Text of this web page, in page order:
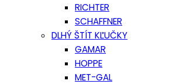
RICHTER
SCHAFFNER
DLHÝ ŠTÍT KĽUČKY
GAMAR
HOPPE
MET-GAL